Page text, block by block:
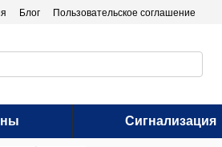
Блог Пользовательское соглашение
Сигнализация